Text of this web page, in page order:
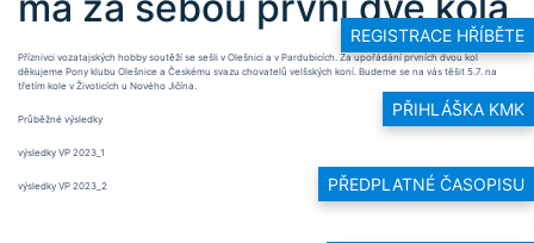
REGISTRACE HŘÍBĚTE
PŘIHLÁŠKA KMK
PŘEDPLATNÉ ČASOPISU
Příznivci vozatajských hobby soutěží se sešli v Olešnici a v Pardubicích. Za upořádání prvních dvou kol
děkujeme Pony klubu Olešnice a Českému svazu chovatelů velšských koní. Budeme se na vás těšit 5.7. na
třetím kole v Životicích u Nového Jičína.
Průběžné výsledky
výsledky VP 2023_1
výsledky VP 2023_2